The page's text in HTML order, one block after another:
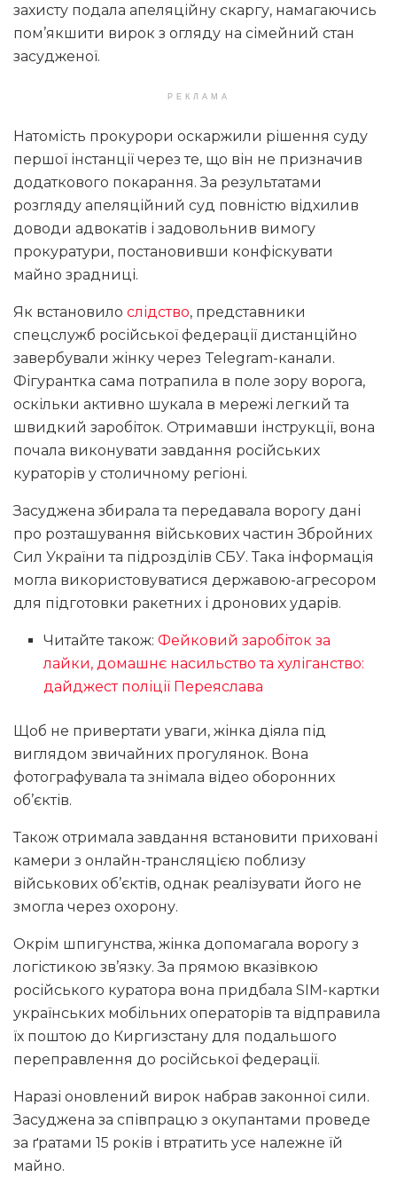
захисту подала апеляційну скаргу, намагаючись
пом’якшити вирок з огляду на сімейний стан
засудженої.
РЕКЛАМА
Натомість прокурори оскаржили рішення суду
першої інстанції через те, що він не призначив
додаткового покарання. За результатами
розгляду апеляційний суд повністю відхилив
доводи адвокатів і задовольнив вимогу
прокуратури, постановивши конфіскувати
майно зрадниці.
Як встановило слідство, представники
спецслужб російської федерації дистанційно
завербували жінку через Telegram-канали.
Фігурантка сама потрапила в поле зору ворога,
оскільки активно шукала в мережі легкий та
швидкий заробіток. Отримавши інструкції, вона
почала виконувати завдання російських
кураторів у столичному регіоні.
Засуджена збирала та передавала ворогу дані
про розташування військових частин Збройних
Сил України та підрозділів СБУ. Така інформація
могла використовуватися державою-агресором
для підготовки ракетних і дронових ударів.
Читайте також:Фейковий заробіток за
лайки, домашнє насильство та хуліганство:
дайджест поліції Переяслава
Щоб не привертати уваги, жінка діяла під
виглядом звичайних прогулянок. Вона
фотографувала та знімала відео оборонних
об’єктів.
Також отримала завдання встановити приховані
камери з онлайн-трансляцією поблизу
військових об’єктів, однак реалізувати його не
змогла через охорону.
Окрім шпигунства, жінка допомагала ворогу з
логістикою зв’язку. За прямою вказівкою
російського куратора вона придбала SIM-картки
українських мобільних операторів та відправила
їх поштою до Киргизстану для подальшого
переправлення до російської федерації.
Наразі оновлений вирок набрав законної сили.
Засуджена за співпрацю з окупантами проведе
за ґратами 15 років і втратить усе належне їй
майно.